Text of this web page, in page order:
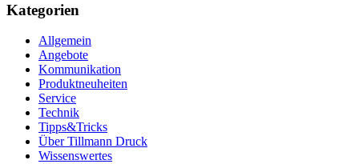
Kategorien
Allgemein
Angebote
Kommunikation
Produktneuheiten
Service
Technik
Tipps&Tricks
Über Tillmann Druck
Wissenswertes